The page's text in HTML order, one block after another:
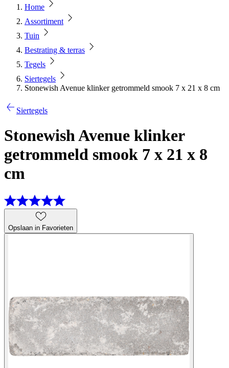
Home
Assortiment
Tuin
Bestrating & terras
Tegels
Siertegels
Stonewish Avenue klinker getrommeld smook 7 x 21 x 8 cm
Siertegels
Stonewish Avenue klinker
getrommeld smook 7 x 21 x 8
cm
Opslaan in Favorieten